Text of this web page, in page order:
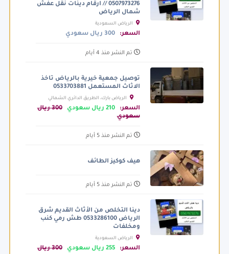
0507973276 // ارقام دينات نقل عفش
شمال الرياض
السعر: 300 ريال سعودي
تم النشر منذ 4 أيام
توصيل جمعية خيرية بالرياض تاخذ
الاثاث المستعمل 0533703881
الرياض بارك، الطريق الدائري الشمالي
الفرعي، الرياض السعودية
السعر: 210 ريال سعودي
300 ريال
سعودي
تم النشر منذ 5 أيام
هيف كوكيز الطائف
تم النشر منذ 5 أيام
دينا التخلص من الأثاث القديم شرق
الرياض 0533286100 طش رمي كنب
ومخلفات
السعر: 255 ريال سعودي
300 ريال